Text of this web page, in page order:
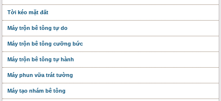
Tời kéo mặt đất
Máy trộn bê tông tự do
Máy trộn bê tông cưỡng bức
Máy trộn bê tông tự hành
Máy phun vữa trát tường
Máy tạo nhám bê tông